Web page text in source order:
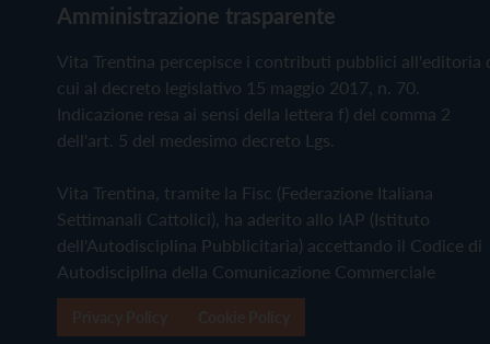
Amministrazione trasparente
Vita Trentina percepisce i contributi pubblici all'editoria
cui al decreto legislativo 15 maggio 2017, n. 70.
Indicazione resa ai sensi della lettera f) del comma 2
dell'art. 5 del medesimo decreto Lgs.
Vita Trentina, tramite la Fisc (Federazione Italiana
Settimanali Cattolici), ha aderito allo IAP (Istituto
dell'Autodisciplina Pubblicitaria) accettando il Codice di
Autodisciplina della Comunicazione Commerciale